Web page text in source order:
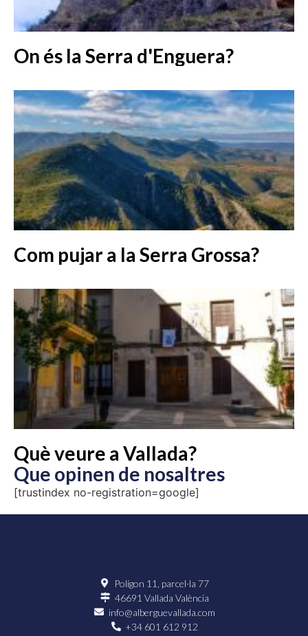
On és la Serra d'Enguera?
Com pujar a la Serra Grossa?
Què veure a Vallada?
Que opinen de nosaltres
[trustindex no-registration=google]
Polígon 11, parcel·la 77
46691 Vallada València
info@alberguevallada.com
+34 601 612 912